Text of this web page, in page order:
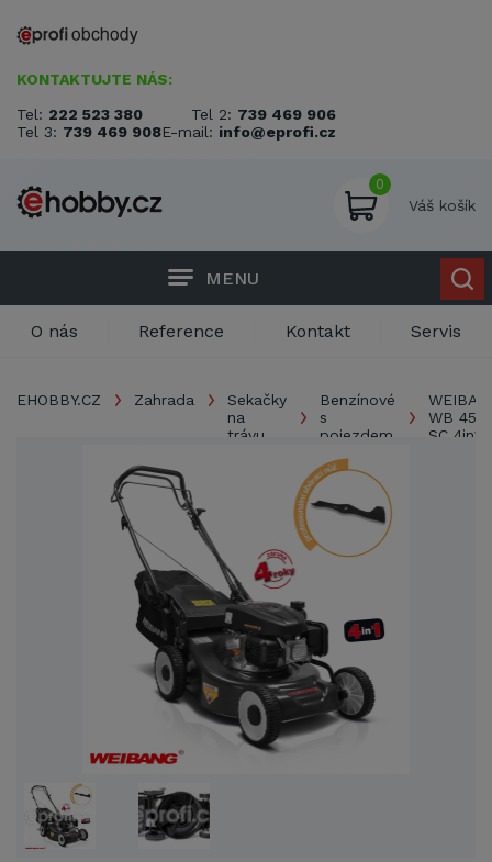
KONTAKTUJTE NÁS:
Tel: 222 523 380 Tel 2: 739 469 906
Tel 3: 739 469 908E-mail: info@eprofi.cz
0
Váš košík
MENU
O nás Reference Kontakt Servis
EHOBBY.CZ Zahrada
Sekačky
na
trávu
Benzínové
s
pojezdem
WB 455
SC 4in1